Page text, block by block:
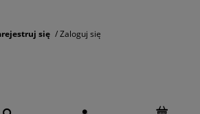
się Zaloguj się